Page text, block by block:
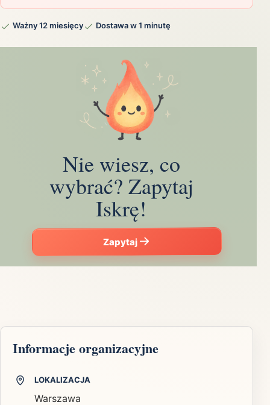
Ważny 12 miesięcy Dostawa w 1 minutę
Nie wiesz, co
wybrać? Zapytaj
Iskrę!
Zapytaj
Informacje organizacyjne
LOKALIZACJA
Warszawa